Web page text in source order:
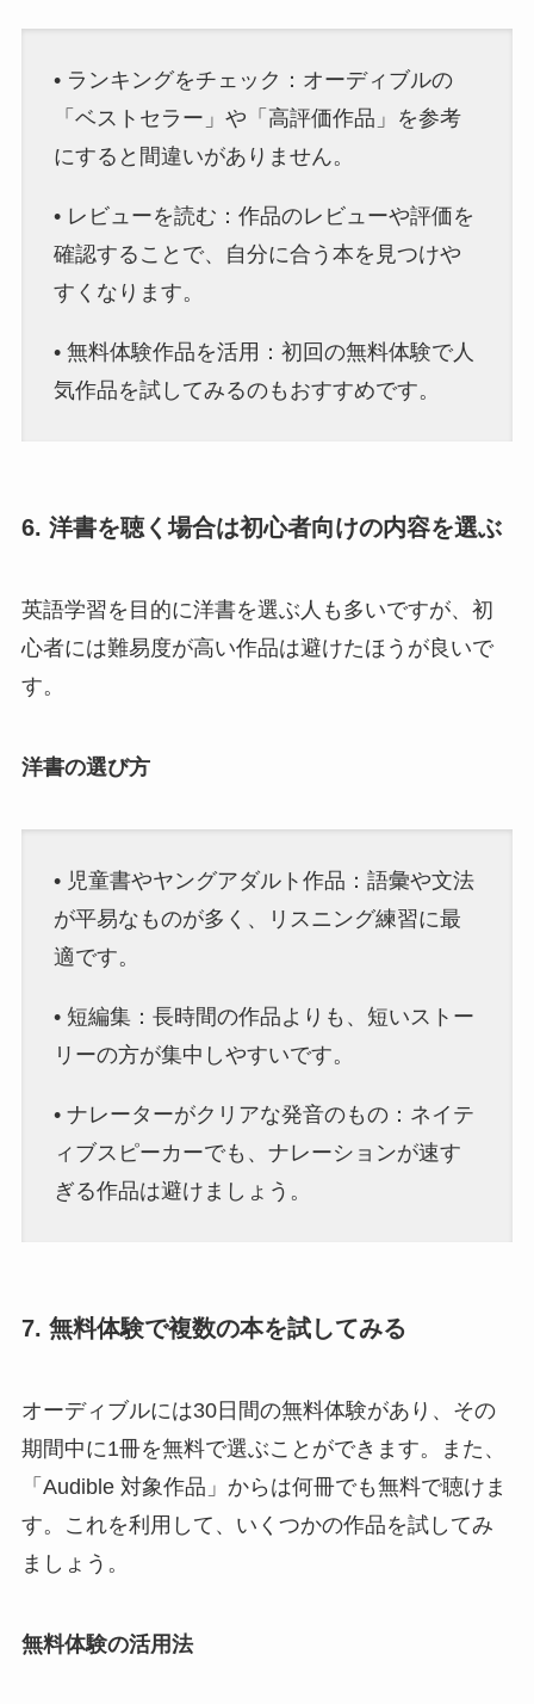
• ランキングをチェック：オーディブルの
「ベストセラー」や「高評価作品」を参考
にすると間違いがありません。
• レビューを読む：作品のレビューや評価を
確認することで、自分に合う本を見つけや
すくなります。
• 無料体験作品を活用：初回の無料体験で人
気作品を試してみるのもおすすめです。
6. 洋書を聴く場合は初心者向けの内容を選ぶ
英語学習を目的に洋書を選ぶ人も多いですが、初
心者には難易度が高い作品は避けたほうが良いで
す。
洋書の選び方
• 児童書やヤングアダルト作品：語彙や文法
が平易なものが多く、リスニング練習に最
適です。
• 短編集：長時間の作品よりも、短いストー
リーの方が集中しやすいです。
• ナレーターがクリアな発音のもの：ネイテ
ィブスピーカーでも、ナレーションが速す
ぎる作品は避けましょう。
7. 無料体験で複数の本を試してみる
オーディブルには30日間の無料体験があり、その
期間中に1冊を無料で選ぶことができます。また、
「Audible 対象作品」からは何冊でも無料で聴けま
す。これを利用して、いくつかの作品を試してみ
ましょう。
無料体験の活用法